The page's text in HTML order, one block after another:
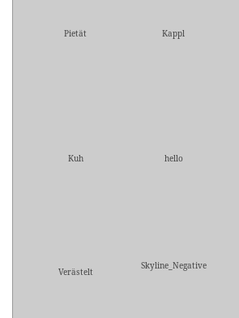
Pietät Kappl
Kuh hello
Verästelt
Skyline_Negative